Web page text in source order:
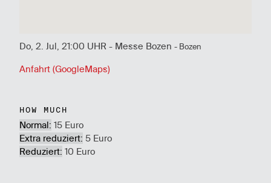
Do, 2. Jul, 21:00 UHR - Messe Bozen - Bozen
Anfahrt (GoogleMaps)
HOW MUCH
Normal: 15 Euro
Extra reduziert: 5 Euro
Reduziert: 10 Euro